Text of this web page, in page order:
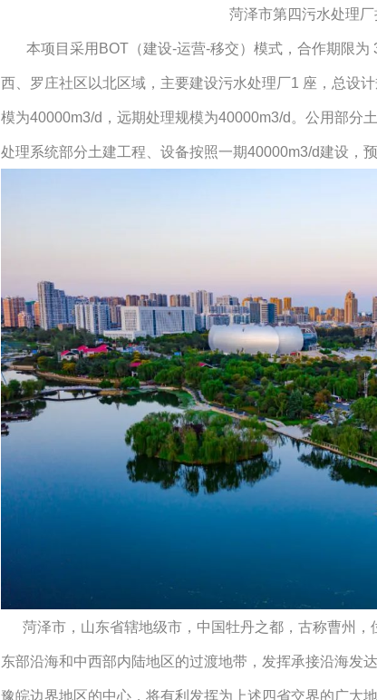
菏泽市第四污水处理厂
本项目采用BOT（建设-运营-移交）模式，合作期限为
西、罗庄社区以北区域，主要建设污水处理厂1 座，总设
模为40000m3/d，远期处理规模为40000m3/d。公用部分
处理系统部分土建工程、设备按照一期40000m3/d建设，
菏泽市，山东省辖地级市，中国牡丹之都，古称曹州，
东部沿海和中西部内陆地区的过渡地带，发挥承接沿海发
豫皖边界地区的中心，将有利发挥为上述四省交界的广大